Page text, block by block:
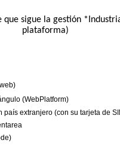
sigue la gestión
plataforma)
(WebPlatform)
extranjero (con su tarjeta de